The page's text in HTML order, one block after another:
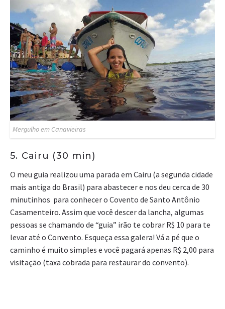
Mergulho em Canavieiras
5. Cairu (30 min)
O meu guia realizou uma parada em Cairu (a segunda cidade
mais antiga do Brasil) para abastecer e nos deu cerca de 30
minutinhos para conhecer o Covento de Santo Antônio
Casamenteiro. Assim que você descer da lancha, algumas
pessoas se chamando de “guia” irão te cobrar R$ 10 para te
levar até o Convento. Esqueça essa galera! Vá a pé que o
caminho é muito simples e você pagará apenas R$ 2,00 para
visitação (taxa cobrada para restaurar do convento).